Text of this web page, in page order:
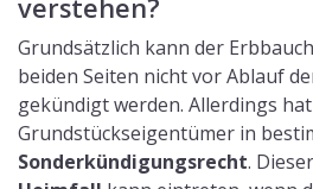
verstehen?
Grundsätzlich kann der
beiden Seiten nicht vor Ablauf
gekündigt werden. Allerdings
Grundstückseigentümer in
Sonderkündigungsrecht.